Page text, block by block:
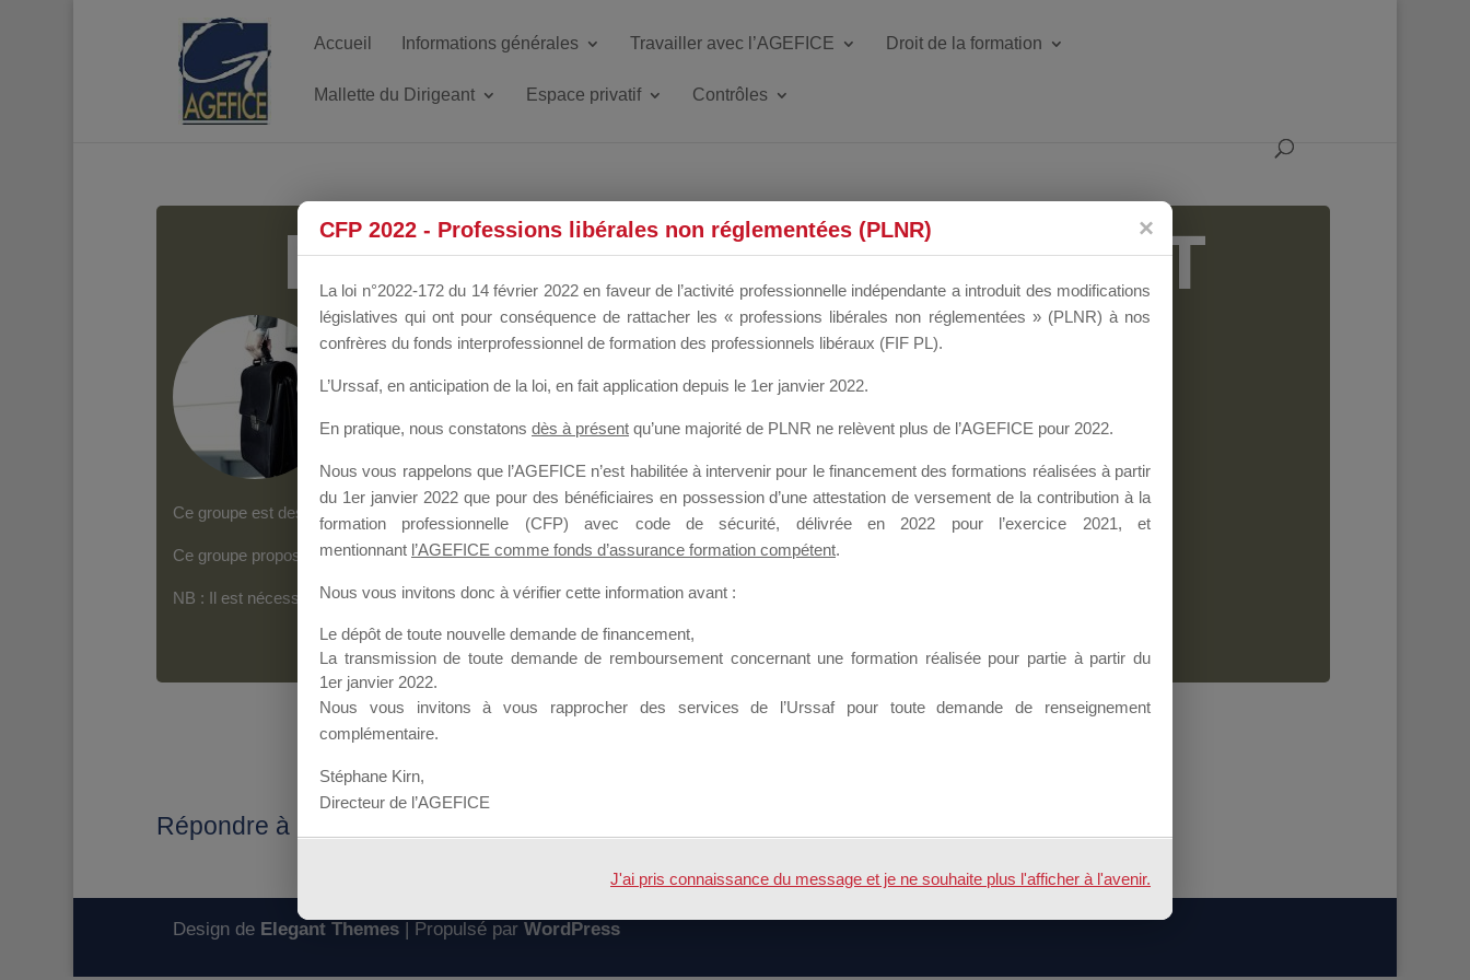
Accueil Informations générales Travailler avec l’AGEFICE Droit de la formation
Mallette du Dirigeant Espace privatif Contrôles
MALLETTE DU DIRIGEANT
Groupe Public il y a un mois
Ce groupe est destiné aux Organismes de Formation qui souhaitent répondre à l’Appel à Propositions Mallette du Dirigeant.
Ce groupe propose un forum dédié au support sur lequel il est possible de laisser un message ou poser une question.
NB : Il est nécessaire d’êtreinscrit(e)pour pouvoir rejoindre ce groupe
Répondre à : Coût par stagiaire et par mallette
Design de Elegant Themes| Propulsé par WordPress
CFP 2022 - Professions libérales non réglementées (PLNR)
La loi n°2022-172 du 14 février 2022 en faveur de l’activité professionnelle indépendante a introduit des modifications
législatives qui ont pour conséquence de rattacher les « professions libérales non réglementées » (PLNR) à nos
confrères du fonds interprofessionnel de formation des professionnels libéraux (FIF PL).
L’Urssaf, en anticipation de la loi, en fait application depuis le 1er janvier 2022.
En pratique, nous constatons dès à présent qu’une majorité de PLNR ne relèvent plus de l’AGEFICE pour 2022.
Nous vous rappelons que l’AGEFICE n’est habilitée à intervenir pour le financement des formations réalisées à partir
du 1er janvier 2022 que pour des bénéficiaires en possession d’une attestation de versement de la contribution à la
formation professionnelle (CFP) avec code de sécurité, délivrée en 2022 pour l’exercice 2021, et
mentionnant l’AGEFICE comme fonds d’assurance formation compétent.
Nous vous invitons donc à vérifier cette information avant :
Le dépôt de toute nouvelle demande de financement,
La transmission de toute demande de remboursement concernant une formation réalisée pour partie à partir du
1er janvier 2022.
Nous vous invitons à vous rapprocher des services de l’Urssaf pour toute demande de renseignement
complémentaire.
Stéphane Kirn,
Directeur de l’AGEFICE
J'ai pris connaissance du message et je ne souhaite plus l'afficher à l'avenir.